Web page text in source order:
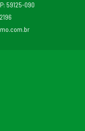
59125-090